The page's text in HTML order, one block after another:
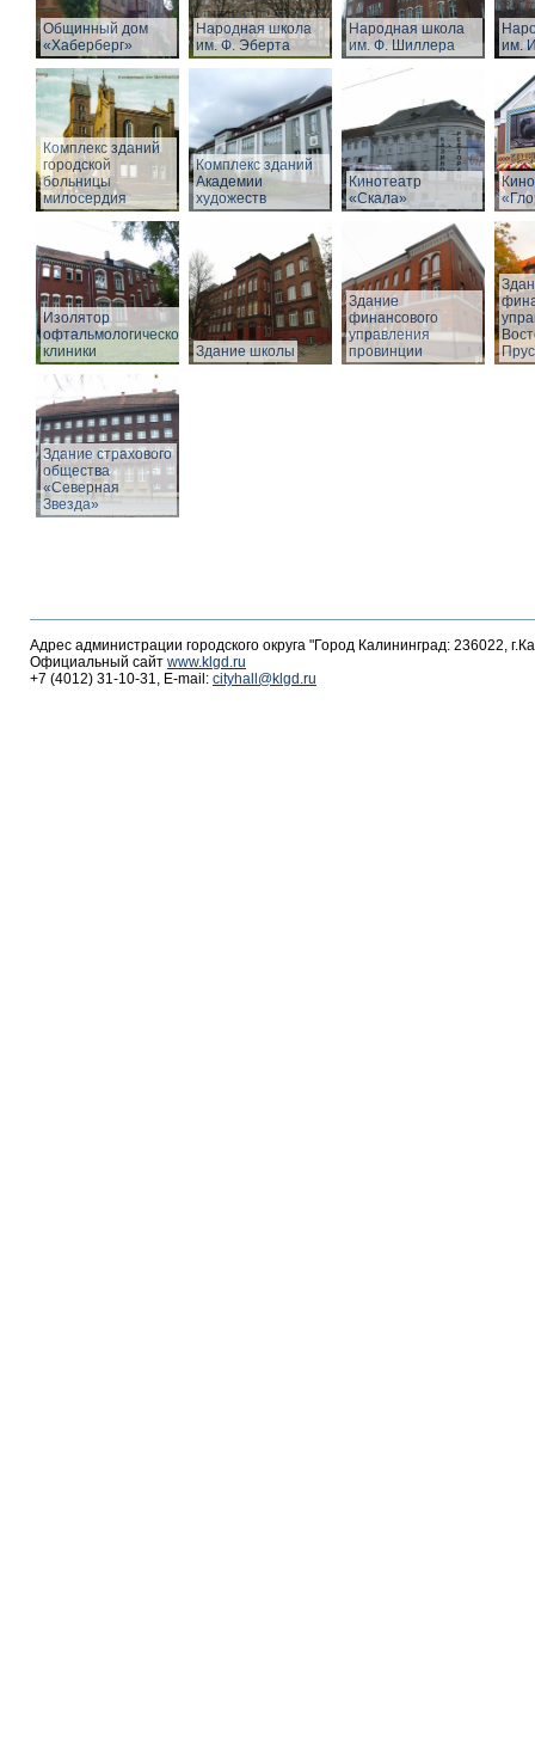
Общинный дом
«Хаберберг»
Народная школа
им. Ф. Эберта
Народная школа
им. Ф. Шиллера
им.
Комплекс зданий
городской
больницы
милосердия
Комплекс зданий
Академии
художеств
Кинотеатр
«Скала»
Изолятор
офтальмологической
клиники
Здание школы
Здание
финансового
управления
провинции
Здание страхового
общества
«Северная
Звезда»
Адрес администрации городского округа "Город Калининград: 236022,
Официальный сайт www.klgd.ru
+7 (4012) 31-10-31, E-mail: cityhall@klgd.ru